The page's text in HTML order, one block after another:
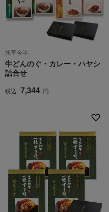
浅草今半
牛どんのぐ・カレー・ハヤシ
詰合せ
税込 7,344 円